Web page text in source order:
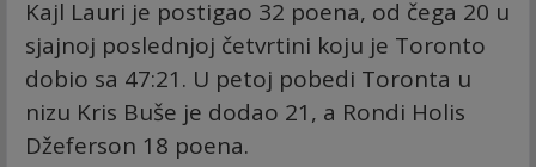
Kajl Lauri je postigao 32 poena, od čega 20 u
sjajnoj poslednjoj četvrtini koju je Toronto
dobio sa 47:21. U petoj pobedi Toronta u
nizu Kris Buše je dodao 21, a Rondi Holis
Džeferson 18 poena.